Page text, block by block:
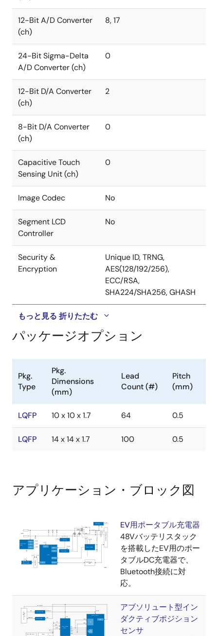
12-Bit A/D Converter
(ch)
8, 17
24-Bit Sigma-Delta
A/D Converter (ch)
0
12-Bit D/A Converter
(ch)
2
8-Bit D/A Converter
(ch)
0
Capacitive Touch
Sensing Unit (ch)
0
Image Codec No
Segment LCD
Controller
No
Security &
Encryption
Unique ID, TRNG,
AES(128/192/256),
ECC/RSA,
SHA224/SHA256, GHASH
もっと見る 折りたたむ
パッケージオプション
Pkg.
Type
Pkg.
Dimensions
(mm)
Lead
Count (#)
Pitch
(mm)
LQFP 10 x 10 x 1.7 64 0.5
LQFP 14 x 14 x 1.7 100 0.5
アプリケーション・ブロック図
EV用ポータブル充電器
48Vバッテリスタック
を搭載したEV用のポー
タブルDC充電器で、
Bluetooth接続に対
応。
アブソリュート型イン
ダクティブポジション
センサ